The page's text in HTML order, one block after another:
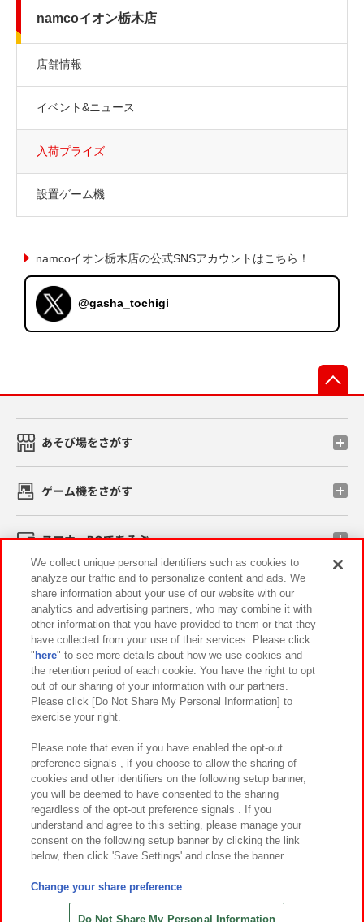
namcoイオン栃木店
店舗情報
イベント&ニュース
入荷プライズ
設置ゲーム機
namcoイオン栃木店の公式SNSアカウントはこちら！
@gasha_tochigi
あそび場をさがす
ゲーム機をさがす
スマホ・PCであそぶ
イベント・キャンペーン
関連会社 サステナビリティ サイトポリシー
プライバシーポリシー ウェブアクセシビリティ方針と検証結果
お取引先さまとともに
カスタマーハラスメント対応方針 よくあるご質問・お問い合わせ
©Bandai Namco Amusement Inc.
©Bandai Namco Amusement Lab Inc.
©HANAYASHIKI Co., Ltd. All Rights Reserved.
We collect unique personal identifiers such as cookies to
analyze our traffic and to personalize content and ads. We
share information about your use of our website with our
analytics and advertising partners, who may combine it with
other information that you have provided to them or that they
have collected from your use of their services. Please click
" here" to see more details about how we use cookies and
the retention period of each cookie. You have the right to opt
out of our sharing of your information with our partners.
Please click [Do Not Share My Personal Information] to
exercise your right.
Please note that even if you have enabled the opt-out
preference signals , if you choose to allow the sharing of
cookies and other identifiers on the following setup banner,
you will be deemed to have consented to the sharing
regardless of the opt-out preference signals . If you
understand and agree to this setting, please manage your
consent on the following setup banner by clicking the link
below, then click 'Save Settings' and close the banner.
Change your share preference
Do Not Share My Personal Information